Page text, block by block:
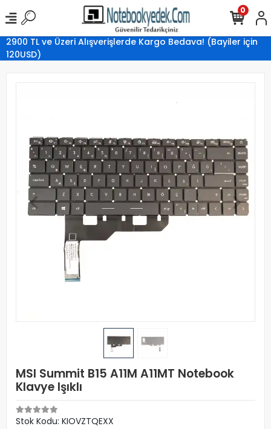
2900 TL ve Üzeri Alışverişlerde Kargo Bedava! (Bayiler için
120USD)
0
MSI Summit B15 A11M A11MT Notebook
Klavye Işıklı
Stok Kodu: KIOVZTQEXX